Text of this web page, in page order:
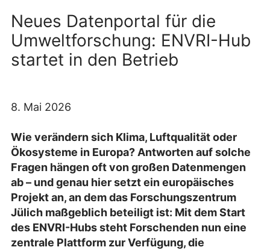
Neues Datenportal für die
Umweltforschung: ENVRI-Hub
startet in den Betrieb
8. Mai 2026
Wie verändern sich Klima, Luftqualität oder
Ökosysteme in Europa? Antworten auf solche
Fragen hängen oft von großen Datenmengen
ab – und genau hier setzt ein europäisches
Projekt an, an dem das Forschungszentrum
Jülich maßgeblich beteiligt ist: Mit dem Start
des ENVRI-Hubs steht Forschenden nun eine
zentrale Plattform zur Verfügung, die